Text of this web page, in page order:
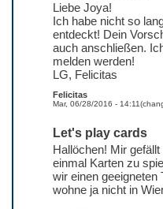
Felicitas
Mar, 06/28/2016 - 14:11
Liebe Joya!
Ich habe nicht so
entdeckt! Dein
auch anschließen.
melden werden!
LG, Felicitas
Let's play cards
Hallöchen! Mir
einmal Karten zu
wir einen geeigneten
wohne ja nicht in